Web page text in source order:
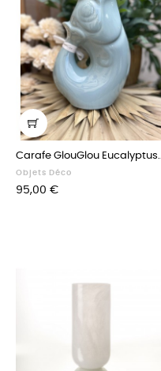
Carafe GlouGlou Eucalyptus...
Objets Déco
Prix
95,00 €